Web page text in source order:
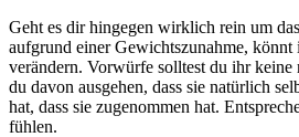
Geht es dir hingegen wirklich rein um
aufgrund einer Gewichtszunahme, könnt
verändern. Vorwürfe solltest du ihr keine
du davon ausgehen, dass sie natürlich
hat, dass sie zugenommen hat.
fühlen.